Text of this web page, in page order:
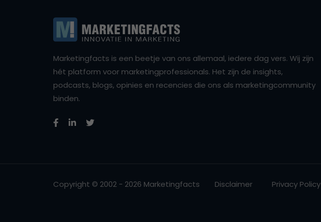
Marketingfacts is een beetje van ons allemaal, iedere dag vers. Wij zijn
hét platform voor marketingprofessionals. Het zijn de insights,
podcasts, blogs, opinies en recencies die ons als marketingcommunity
binden.
Copyright © 2002 - 2026 Marketingfacts Disclaimer Privacy Policy